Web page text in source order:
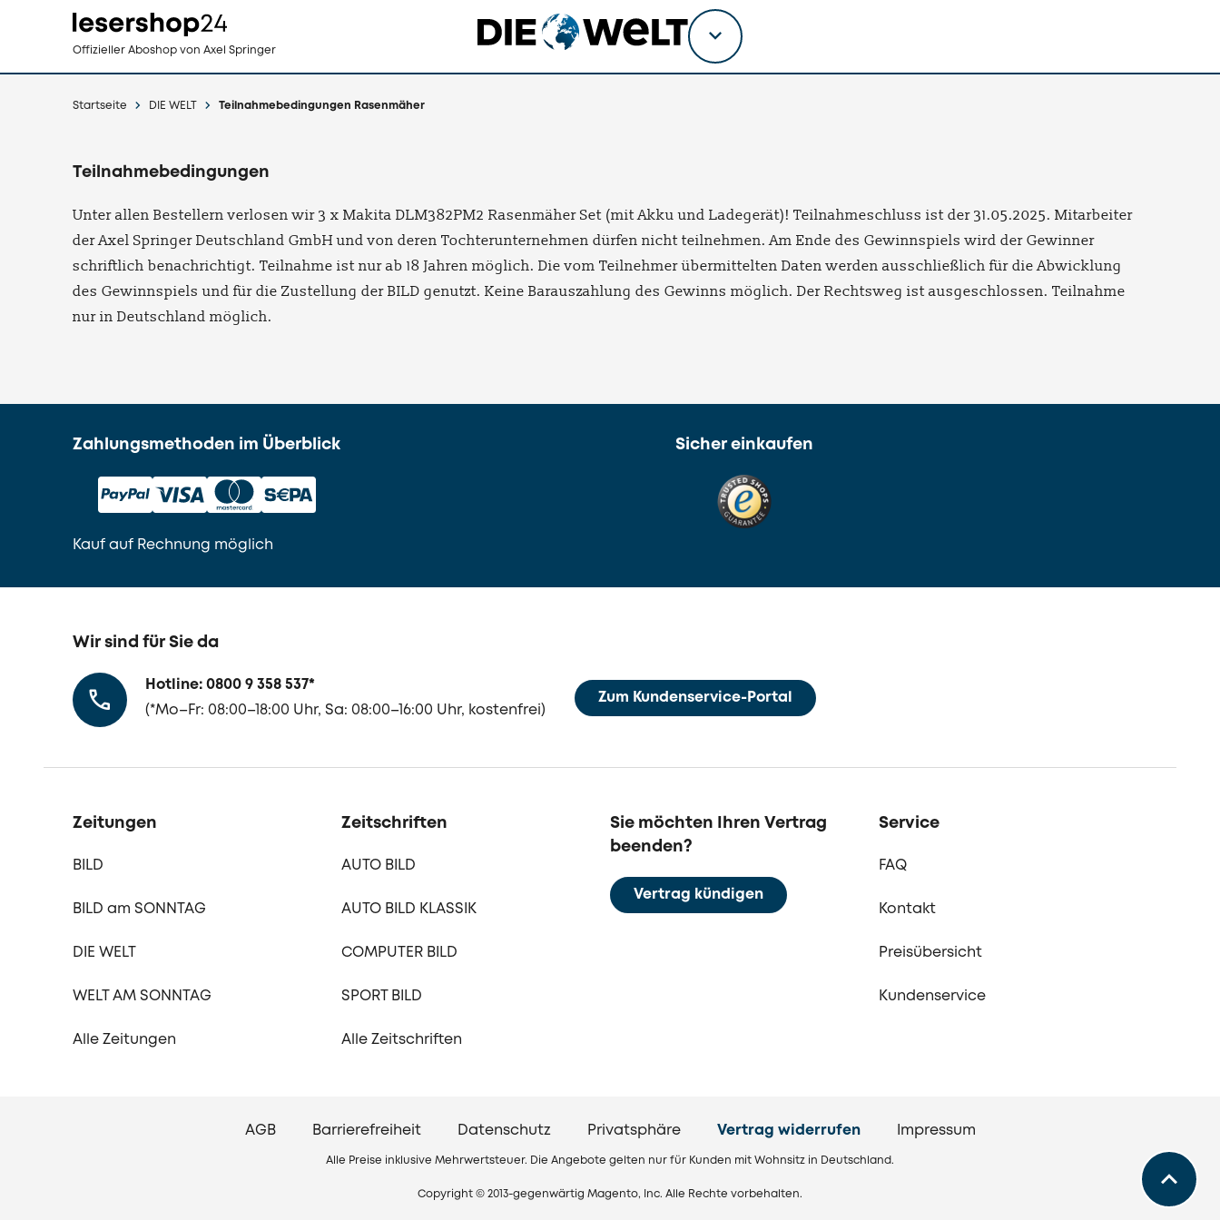
zum
Offizieller Aboshop von Axel Springer
Titel
wählen
Startseite DIE WELT Teilnahmebedingungen Rasenmäher
Teilnahmebedingungen
Unter allen Bestellern verlosen wir 3 x Makita DLM382PM2 Rasenmäher Set (mit Akku und Ladegerät)! Teilnahmeschluss ist der 31.05.2025. Mitarbeiter
der Axel Springer Deutschland GmbH und von deren Tochterunternehmen dürfen nicht teilnehmen. Am Ende des Gewinnspiels wird der Gewinner
schriftlich benachrichtigt. Teilnahme ist nur ab 18 Jahren möglich. Die vom Teilnehmer übermittelten Daten werden ausschließlich für die Abwicklung
des Gewinnspiels und für die Zustellung der BILD genutzt. Keine Barauszahlung des Gewinns möglich. Der Rechtsweg ist ausgeschlossen. Teilnahme
nur in Deutschland möglich.
Zahlungsmethoden im Überblick
Kauf auf Rechnung möglich
Sicher einkaufen
Wir sind für Sie da
Hotline: 0800 9 358 537*
(*Mo–Fr: 08:00–18:00 Uhr, Sa: 08:00–16:00 Uhr, kostenfrei)
Zum Kundenservice-Portal
Zeitungen
BILD
BILD am SONNTAG
DIE WELT
WELT AM SONNTAG
Alle Zeitungen
Zeitschriften
AUTO BILD
AUTO BILD KLASSIK
COMPUTER BILD
SPORT BILD
Alle Zeitschriften
Sie möchten Ihren Vertrag
beenden?
Vertrag kündigen
Service
FAQ
Kontakt
Preisübersicht
Kundenservice
AGB Barrierefreiheit Datenschutz Privatsphäre Vertrag widerrufen Impressum
Alle Preise inklusive Mehrwertsteuer. Die Angebote gelten nur für Kunden mit Wohnsitz in Deutschland.
Zurück
Copyright © 2013-gegenwärtig Magento, Inc. Alle Rechte vorbehalten.